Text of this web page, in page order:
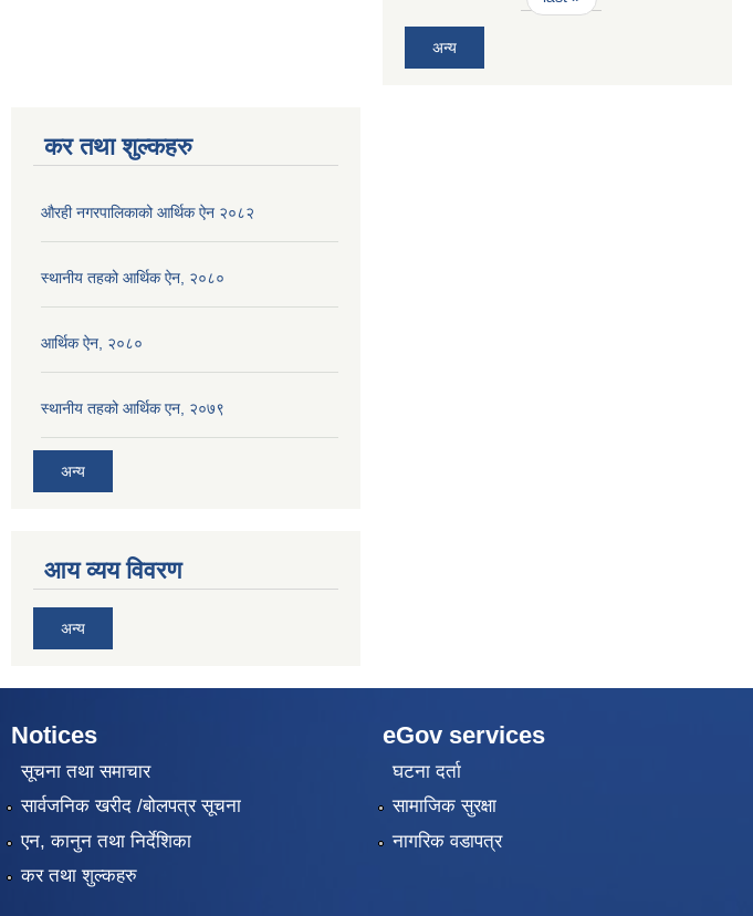
अन्य
कर तथा शुल्कहरु
औरही नगरपालिकाको आर्थिक ऐन २०८२
स्थानीय तहको आर्थिक ऐन, २०८०
आर्थिक ऐन, २०८०
स्थानीय तहको आर्थिक एन, २०७९
अन्य
आय व्यय विवरण
अन्य
Notices
सूचना तथा समाचार
सार्वजनिक खरीद /बोलपत्र सूचना
एन, कानुन तथा निर्देशिका
कर तथा शुल्कहरु
eGov services
घटना दर्ता
सामाजिक सुरक्षा
नागरिक वडापत्र